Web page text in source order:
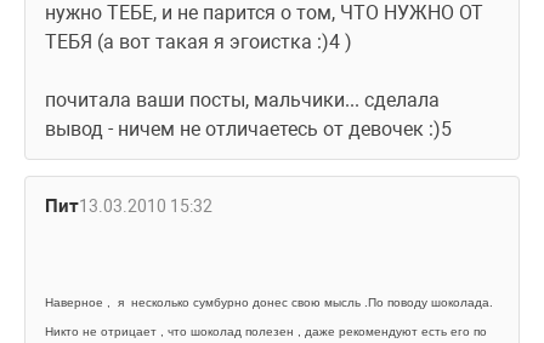
нужно ТЕБЕ, и не парится о том, ЧТО НУЖНО ОТ
ТЕБЯ (а вот такая я эгоистка :)4 )
почитала ваши посты, мальчики... сделала
вывод - ничем не отличаетесь от девочек :)5
Пит13.03.2010 15:32
Наверное , я несколько сумбурно донес свою мысль .По поводу шоколада.
Никто не отрицает , что шоколад полезен , даже рекомендуют есть его по